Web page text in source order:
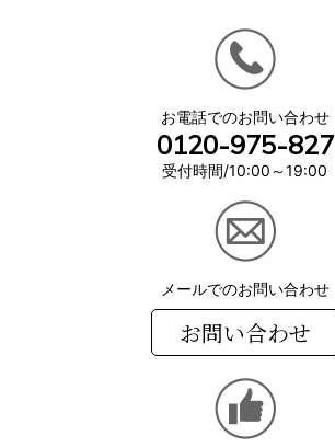
お電話でのお問い合わせ
0120-975-827
受付時間/10:00～19:00
メールでのお問い合わせ
お問い合わせ